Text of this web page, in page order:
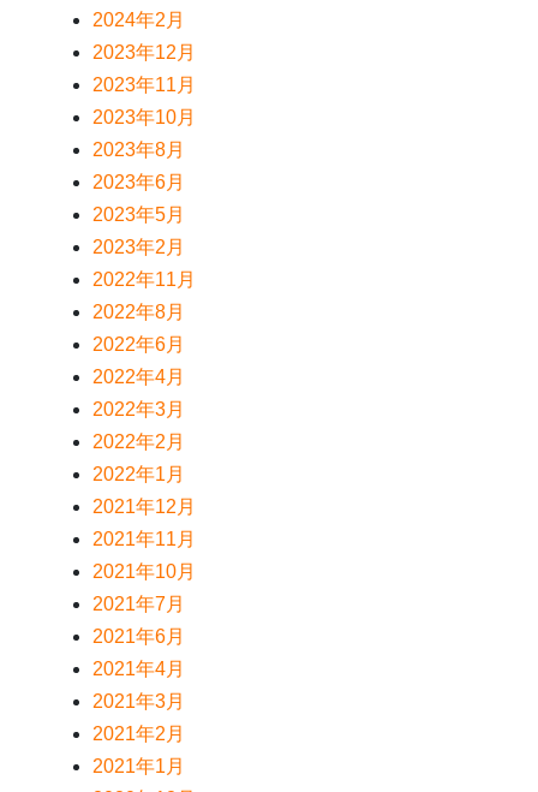
2024年2月
2023年12月
2023年11月
2023年10月
2023年8月
2023年6月
2023年5月
2023年2月
2022年11月
2022年8月
2022年6月
2022年4月
2022年3月
2022年2月
2022年1月
2021年12月
2021年11月
2021年10月
2021年7月
2021年6月
2021年4月
2021年3月
2021年2月
2021年1月